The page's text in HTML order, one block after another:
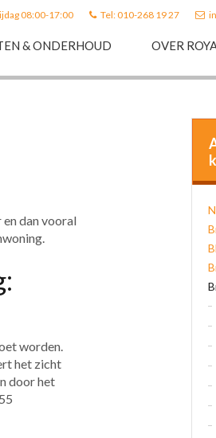
08:00-17:00 Tel: 010-268 19 27
& ONDERHOUD OVER
dan vooral
worden.
het zicht
door het